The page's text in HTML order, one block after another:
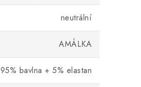
neutrální
AMÁLKA
95% bavlna + 5% elastan